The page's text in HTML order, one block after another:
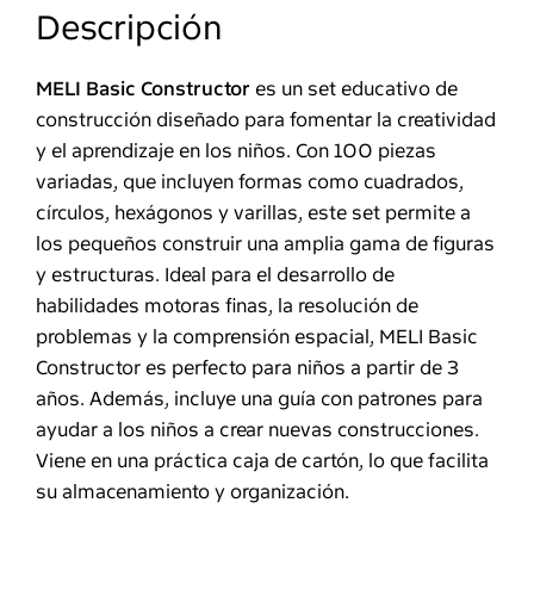
Descripción
MELI Basic Constructor es un set educativo de
construcción diseñado para fomentar la creatividad
y el aprendizaje en los niños. Con 100 piezas
variadas, que incluyen formas como cuadrados,
círculos, hexágonos y varillas, este set permite a
los pequeños construir una amplia gama de figuras
y estructuras. Ideal para el desarrollo de
habilidades motoras finas, la resolución de
problemas y la comprensión espacial, MELI Basic
Constructor es perfecto para niños a partir de 3
años. Además, incluye una guía con patrones para
ayudar a los niños a crear nuevas construcciones.
Viene en una práctica caja de cartón, lo que facilita
su almacenamiento y organización.